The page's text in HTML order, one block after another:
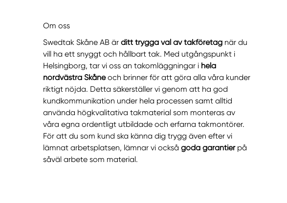
Om oss
Swedtak Skåne AB är ditt trygga val av takföretag när du
vill ha ett snyggt och hållbart tak. Med utgångspunkt i
Helsingborg, tar vi oss an takomläggningar i hela
nordvästra Skåneoch brinner för att göra alla våra kunder
riktigt nöjda. Detta säkerställer vi genom att ha god
kundkommunikation under hela processen samt alltid
använda högkvalitativa takmaterial som monteras av
våra egna ordentligt utbildade och erfarna takmontörer.
För att du som kund ska känna dig trygg även efter vi
lämnat arbetsplatsen, lämnar vi också goda garantierpå
såväl arbete som material.